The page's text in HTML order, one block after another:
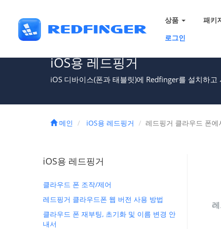
상품
패키
로그인
iOS용 레드핑거
iOS 디바이스(폰과 태블릿)에 Redfinger를 설치하
메인 iOS용 레드핑거 레드핑거 클라우드 폰
iOS용 레드핑거
클라우드 폰 조작/제어
레드핑거 클라우드폰 웹 버전 사용 방법
클라우드 폰 재부팅, 초기화 및 이름 변경 안
내서